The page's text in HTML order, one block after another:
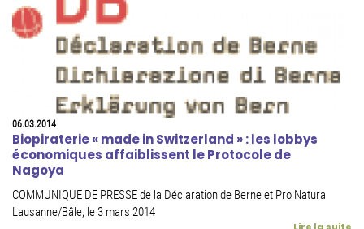
06.03.2014
Biopiraterie « made in Switzerland » : les lobbys
économiques affaiblissent le Protocole de
Nagoya
COMMUNIQUE DE PRESSE de la Déclaration de Berne et Pro Natura
Lausanne/Bâle, le 3 mars 2014